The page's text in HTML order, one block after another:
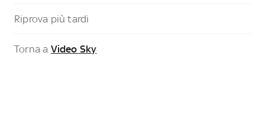
Riprova più tardi
Torna a Video Sky